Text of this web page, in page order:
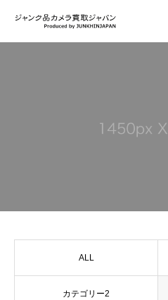
ALL
カテゴリー2